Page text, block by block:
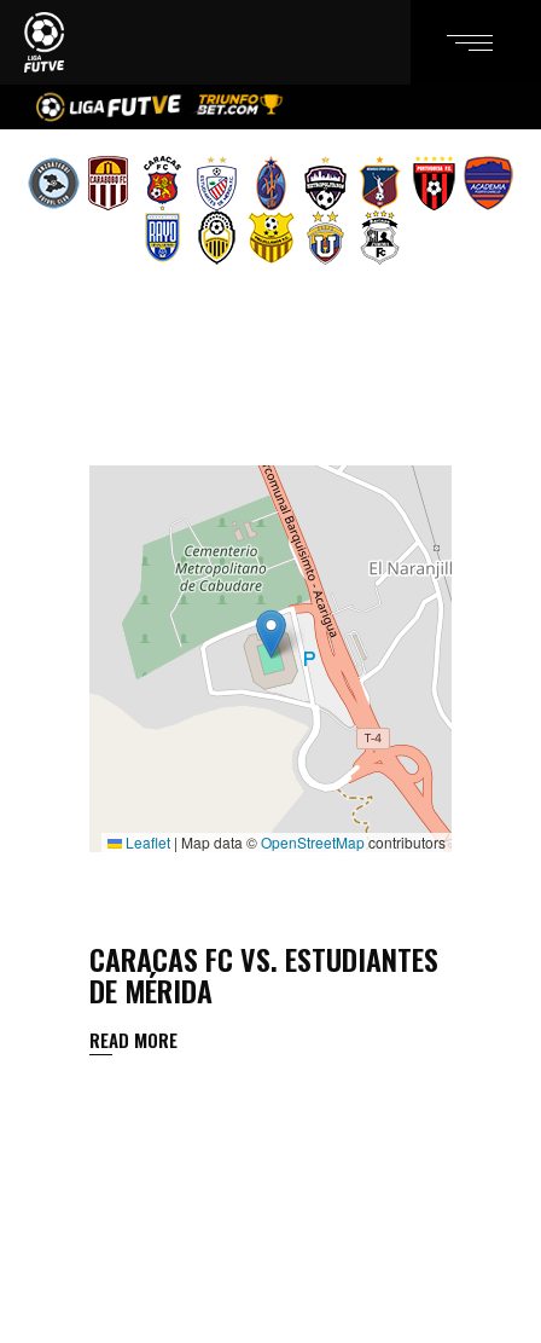
Leaflet | Map data ©OpenStreetMapcontributors
CARACAS FC VS. ESTUDIANTES
DE MÉRIDA
READ MORE